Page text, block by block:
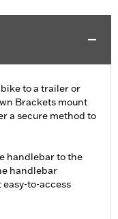
to a trailer or
Brackets mount
a secure method to
handlebar to the
handlebar
to-access